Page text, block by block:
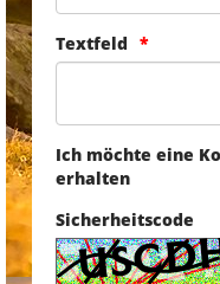
Textfeld
Ich möchte eine
erhalten
Sicherheitscode